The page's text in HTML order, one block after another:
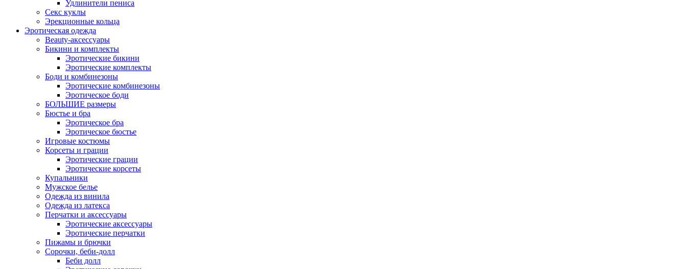
Удлинители пениса
Секс куклы
Эрекционные кольца
Эротическая одежда
Beauty-аксессуары
Бикини и комплекты
Эротические бикини
Эротические комплекты
Боди и комбинезоны
Эротические комбинезоны
Эротическое боди
БОЛЬШИЕ размеры
Бюстье и бра
Эротическое бра
Эротическое бюстье
Игровые костюмы
Корсеты и грации
Эротические грации
Эротические корсеты
Купальники
Мужское белье
Одежда из винила
Одежда из латекса
Перчатки и аксессуары
Эротические аксессуары
Эротические перчатки
Пижамы и брючки
Сорочки, беби-долл
Беби долл